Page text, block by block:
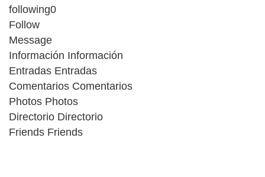
following0
Follow
Message
Información Información
Entradas Entradas
Comentarios Comentarios
Photos Photos
Directorio Directorio
Friends Friends